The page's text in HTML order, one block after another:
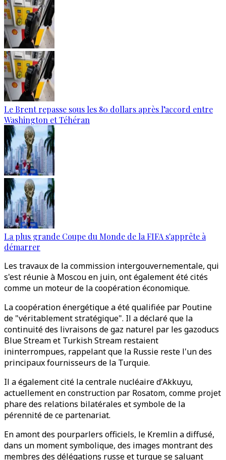
Le Brent repasse sous les 80 dollars après l’accord entre
Washington et Téhéran
La plus grande Coupe du Monde de la FIFA s'apprête à
démarrer
Les travaux de la commission intergouvernementale, qui
s'est réunie à Moscou en juin, ont également été cités
comme un moteur de la coopération économique.
La coopération énergétique a été qualifiée par Poutine
de "véritablement stratégique". Il a déclaré que la
continuité des livraisons de gaz naturel par les gazoducs
Blue Stream et Turkish Stream restaient
ininterrompues, rappelant que la Russie reste l'un des
principaux fournisseurs de la Turquie.
Il a également cité la centrale nucléaire d'Akkuyu,
actuellement en construction par Rosatom, comme projet
phare des relations bilatérales et symbole de la
pérennité de ce partenariat.
En amont des pourparlers officiels, le Kremlin a diffusé,
dans un moment symbolique, des images montrant des
membres des délégations russe et turque se saluant